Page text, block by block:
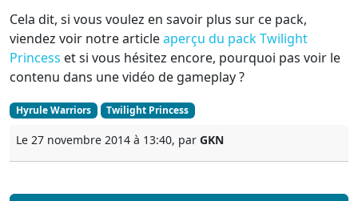
Cela dit, si vous voulez en savoir plus sur ce pack,
viendez voir notre articleaperçu du pack Twilight
Princess et si vous hésitez encore, pourquoi pas voir le
contenu dans une vidéo de gameplay ?
Hyrule Warriors Twilight Princess
Le 27 novembre 2014 à 13:40, par GKN